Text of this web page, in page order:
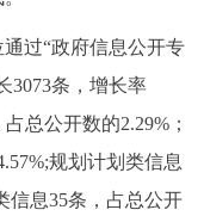
过“政府信息公开专
3073条，增长率
总公开数的2.29%；
规划计划类信息
信息35条，占总公开